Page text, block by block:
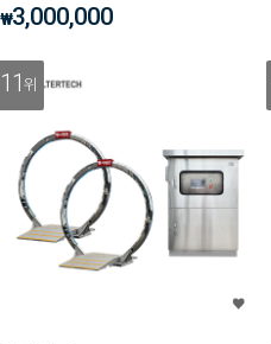
₩3,000,000
11위